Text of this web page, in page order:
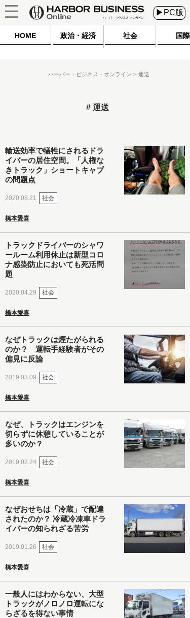
▶PC版
HOME 政治・経済 社会 国際
ハーバー・ビジネス・オンライン 運送
運送
輸送効率で犠牲にされるドラ
イバーの居住空間。「人権な
きトラック」ショートキャブ
の問題点
2020.08.21 社会
橋本愛喜
トラックドライバーのシャワ
ールーム利用休止は新型コロ
ナ感染防止においても死活問
題
2020.04.29 社会
橋本愛喜
なぜトラックは煙たがられる
のか？ 運転手経験者がその
偏見に反論
2019.03.09 社会
橋本愛喜
なぜ、トラックはエンジンを
切らずに休憩していることが
多いのか？
2019.02.24 社会
橋本愛喜
なぜおせちは「冷蔵」で配達
されたのか？ 冷蔵冷凍車ドラ
イバーの知られざる苦労
2019.01.26 社会
橋本愛喜
一般人にはわからない、大型
トラックがノロノロ運転にな
らざるを得ない事情